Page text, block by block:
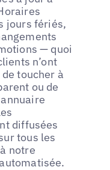
jours fériés,
— quoi
n’ont
toucher à
ou de
diffusées
tous les
notre